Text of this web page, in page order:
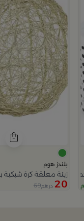
كبير من أزهى
بلندز هوم
زينة معلقة كرة شبكية
20 درهم69